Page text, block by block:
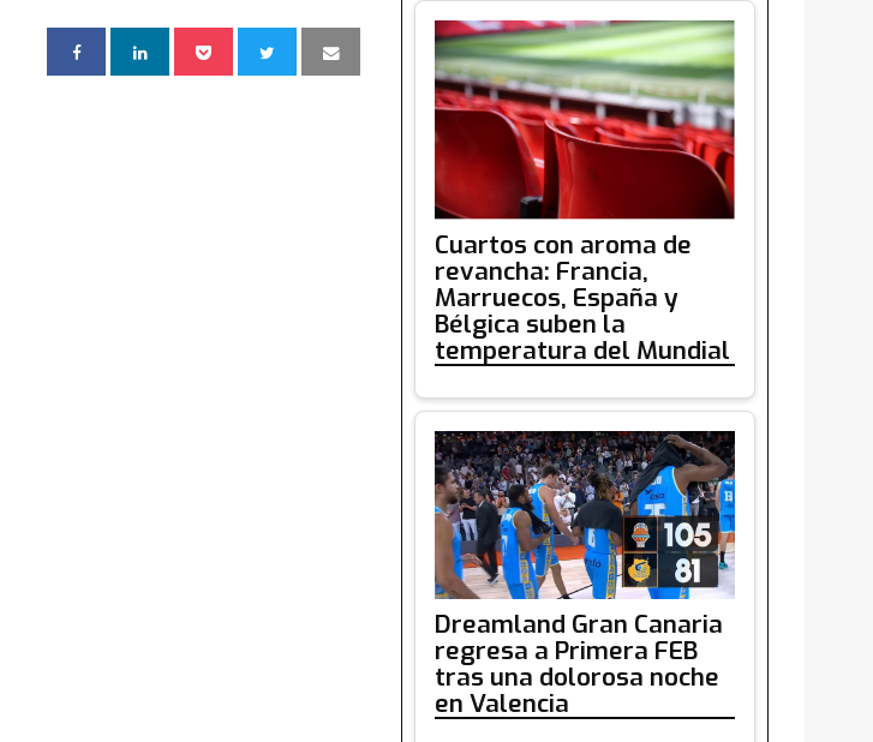
Cuartos con aroma de
revancha: Francia,
Marruecos, España y
Bélgica suben la
temperatura del Mundial
Dreamland Gran Canaria
regresa a Primera FEB
tras una dolorosa noche
en Valencia